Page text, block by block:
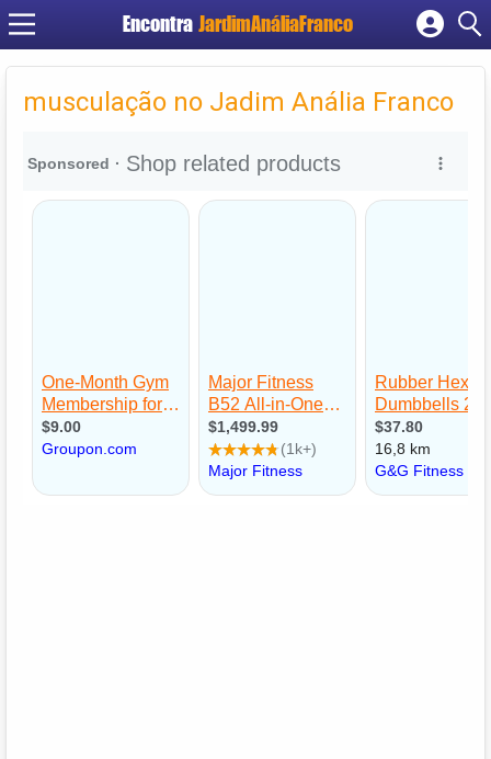
Encontra JardimAnáliaFranco
Cadastrar empresa
Criar conta
musculação no Jadim Anália Franco